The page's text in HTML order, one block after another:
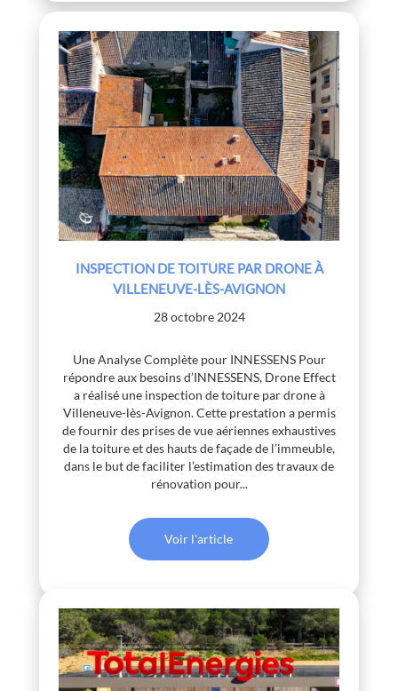
INSPECTION DE TOITURE PAR DRONE À
VILLENEUVE-LÈS-AVIGNON
28 octobre 2024
Une Analyse Complète pour INNESSENS Pour
répondre aux besoins d’INNESSENS, Drone Effect
a réalisé une inspection de toiture par drone à
Villeneuve-lès-Avignon. Cette prestation a permis
de fournir des prises de vue aériennes exhaustives
de la toiture et des hauts de façade de l’immeuble,
dans le but de faciliter l’estimation des travaux de
rénovation pour...
Voir l'article